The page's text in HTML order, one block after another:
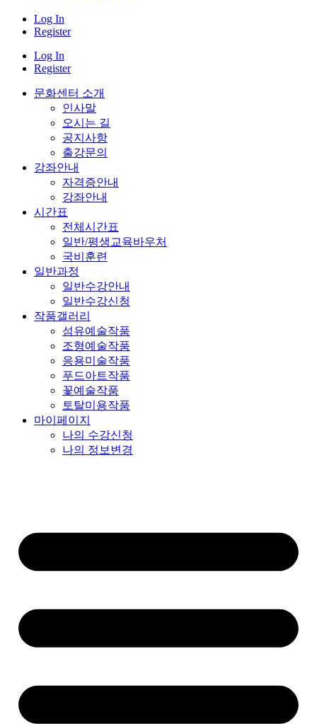
Log In
Register
Log In
Register
문화센터 소개
인사말
오시는 길
공지사항
출강문의
강좌안내
자격증안내
강좌안내
시간표
전체시간표
일반/평생교육바우처
국비훈련
일반과정
일반수강안내
일반수강신청
작품갤러리
섬유예술작품
조형예술작품
응용미술작품
푸드아트작품
꽃예술작품
토탈미용작품
마이페이지
나의 수강신청
나의 정보변경